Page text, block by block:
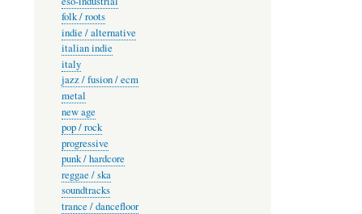
folk / roots
indie / alternative
italian indie
italy
jazz / fusion / ecm
metal
new age
pop / rock
progressive
punk / hardcore
reggae / ska
soundtracks
trance / dancefloor